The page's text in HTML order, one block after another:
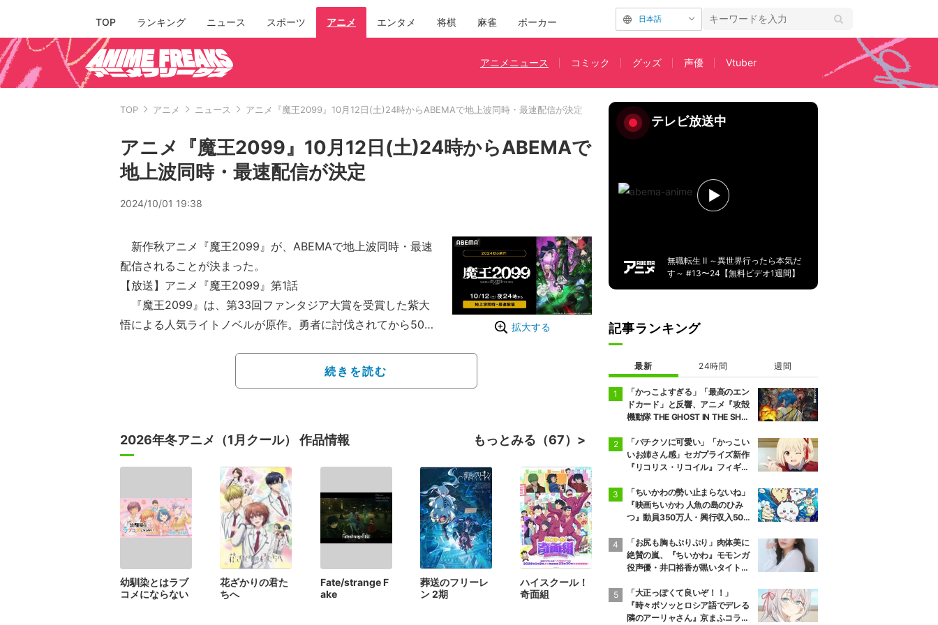
TOP ランキング ニュース スポーツ アニメ エンタメ 将棋 麻雀 ポーカー 日本語
アニメニュース コミック グッズ 声優 Vtuber
TOP アニメ ニュース アニメ『魔王2099』10月12日(土)24時からABEMAで地上波同時・最速配信が決定
アニメ『魔王2099』10月12日(土)24時からABEMAで
地上波同時・最速配信が決定
2024/10/01 19:38
拡大する
新作秋アニメ『魔王2099』が、ABEMAで地上波同時・最速
配信されることが決まった。
【放送】アニメ『魔王2099』第1話
『魔王2099』は、第33回ファンタジア大賞を受賞した紫大
悟による人気ライトノベルが原作。勇者に討伐されてから500
シティ）・新宿市に再臨した元魔王・ベルトールが、新たな世
界を支配するべく暗躍していく物語。信仰心を取り戻すべく動
を暴いていく、斬新で奥深いストーリーが人気を博している。
続きを読む
2026年冬アニメ（1月クール） 作品情報 もっとみる（67）
幼馴染とはラブ
コメにならない
花ざかりの君た
ちへ
Fate/strange F
ake
葬送のフリーレ
ン 2期
ハイスクール！
奇面組
テレビ放送中
無職転生 Ⅱ ～異世界行ったら本気だ
す～ #13〜24【無料ビデオ1週間】
記事ランキング
最新 24時間 週間
「かっこよすぎる」「最高のエン
ドカード」と反響、アニメ『攻殻
機動隊 THE GHOST IN THE SHEL
「バチクソに可愛い」「かっこい
いお姉さん感」セガプライズ新作
『リコリス・リコイル』フィギュ
「ちいかわの勢い止まらないね」
『映画ちいかわ 人魚の島のひみ
つ』動員350万人・興行収入50億
「お尻も胸もぷりぷり」肉体美に
絶賛の嵐、『ちいかわ』モモンガ
役声優・井口裕香が黒いタイトウ
「大正っぽくて良いぞ！！」
『時々ボソッとロシア語でデレる
隣のアーリャさん』京まふコラボ